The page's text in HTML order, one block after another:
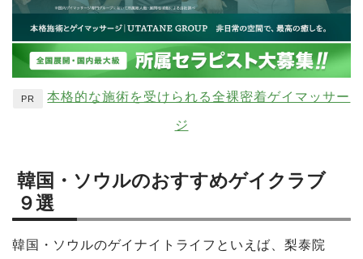
PR 本格的な施術を受けられる全裸密着ゲイマッサー
ジ
韓国・ソウルのおすすめゲイクラブ
９選
韓国・ソウルのゲイナイトライフといえば、梨泰院